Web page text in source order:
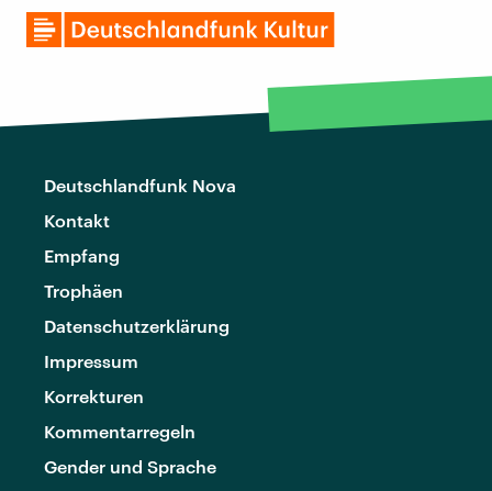
Deutschlandfunk Nova
Kontakt
Empfang
Trophäen
Datenschutzerklärung
Impressum
Korrekturen
Kommentarregeln
Gender und Sprache